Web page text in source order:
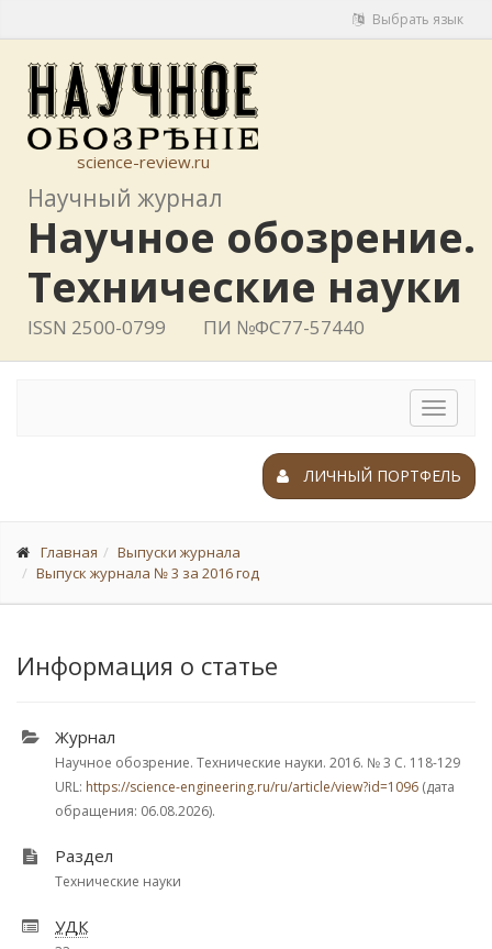
Выбрать язык
science-review.ru
Научный журнал
Научное обозрение.
Технические науки
ISSN 2500-0799 ПИ №ФС77-57440
Toggle
ЛИЧНЫЙ ПОРТФЕЛЬ
Главная
Выпуски журнала
Выпуск журнала № 3 за 2016 год
Информация о статье
Журнал
Научное обозрение. Технические науки. 2016. № 3 С. 118-129
URL: https://science-engineering.ru/ru/article/view?id=1096 (дата
обращения: 06.08.2026).
Раздел
Технические науки
УДК